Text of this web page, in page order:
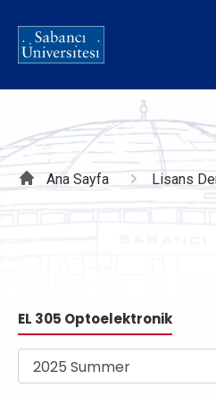
Sayfa
Ana Sayfa Lisans
EL 305 Optoelektronik